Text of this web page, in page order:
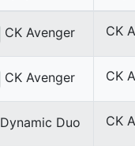
CK Avenger CK
CK Avenger CK
Dynamic Duo CK